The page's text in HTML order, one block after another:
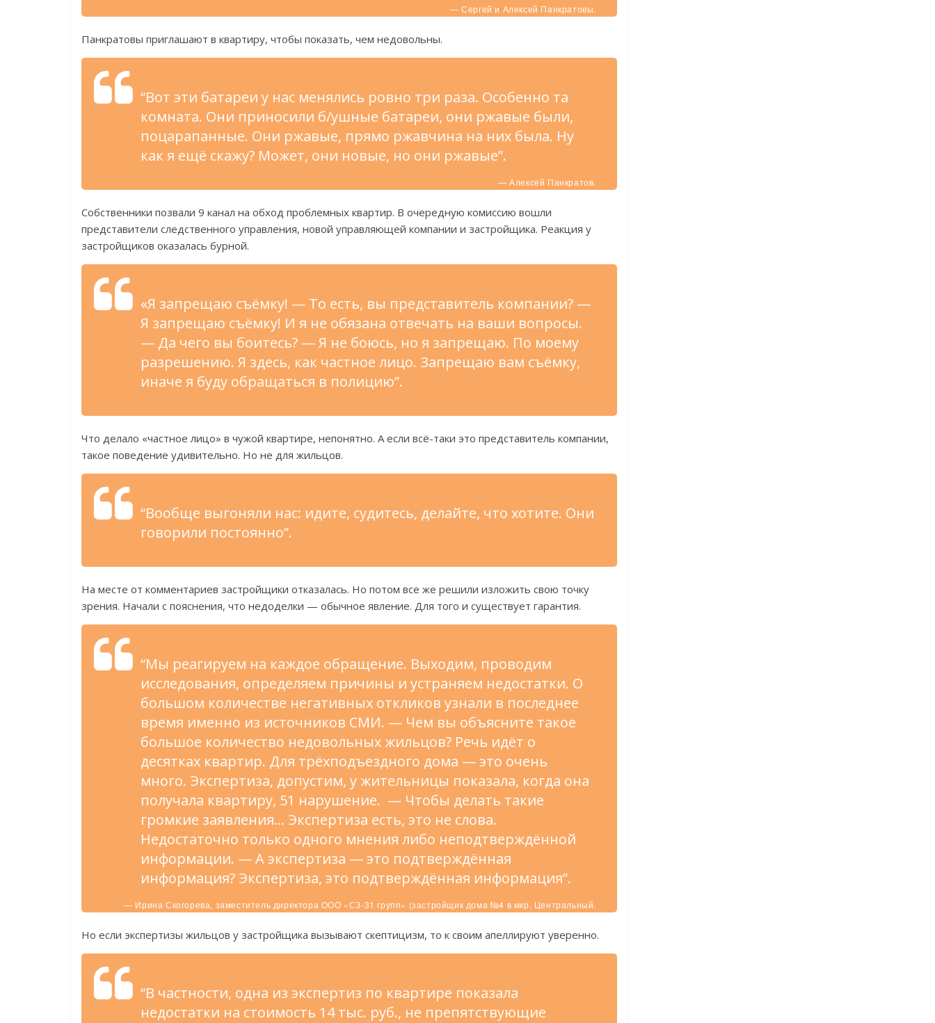
— Сергей и Алексей Панкратовы.
Панкратовы приглашают в квартиру, чтобы показать, чем недовольны.
“Вот эти батареи у нас менялись ровно три раза. Особенно та
комната. Они приносили б/ушные батареи, они ржавые были,
поцарапанные. Они ржавые, прямо ржавчина на них была. Ну
как я ещё скажу? Может, они новые, но они ржавые”.
— Алексей Панкратов.
Собственники позвали 9 канал на обход проблемных квартир. В очередную комиссию вошли
представители следственного управления, новой управляющей компании и застройщика. Реакция у
застройщиков оказалась бурной.
«Я запрещаю съёмку! — То есть, вы представитель компании? —
Я запрещаю съёмку! И я не обязана отвечать на ваши вопросы.
— Да чего вы боитесь? — Я не боюсь, но я запрещаю. По моему
разрешению. Я здесь, как частное лицо. Запрещаю вам съёмку,
иначе я буду обращаться в полицию”.
Что делало «частное лицо» в чужой квартире, непонятно. А если всё-таки это представитель компании,
такое поведение удивительно. Но не для жильцов.
“Вообще выгоняли нас: идите, судитесь, делайте, что хотите. Они
говорили постоянно”.
На месте от комментариев застройщики отказалась. Но потом все же решили изложить свою точку
зрения. Начали с пояснения, что недоделки — обычное явление. Для того и существует гарантия.
“Мы реагируем на каждое обращение. Выходим, проводим
исследования, определяем причины и устраняем недостатки. О
большом количестве негативных откликов узнали в последнее
время именно из источников СМИ. — Чем вы объясните такое
большое количество недовольных жильцов? Речь идёт о
десятках квартир. Для трёхподъездного дома — это очень
много. Экспертиза, допустим, у жительницы показала, когда она
получала квартиру, 51 нарушение. — Чтобы делать такие
громкие заявления… Экспертиза есть, это не слова.
Недостаточно только одного мнения либо неподтверждённой
информации. — А экспертиза — это подтверждённая
информация? Экспертиза, это подтверждённая информация”.
— Ирина Скогорева, заместитель директора ООО «СЗ-31 групп» (застройщик дома №4 в мкр. Центральный.
Но если экспертизы жильцов у застройщика вызывают скептицизм, то к своим апеллируют уверенно.
“В частности, одна из экспертиз по квартире показала
недостатки на стоимость 14 тыс. руб., не препятствующие